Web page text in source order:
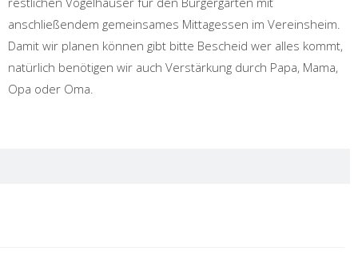
anschließendem gemeinsames Mittagessen im Vereinsheim.
Damit wir planen können gibt bitte Bescheid wer alles kommt,
natürlich benötigen wir auch Verstärkung durch Papa, Mama,
Opa oder Oma.